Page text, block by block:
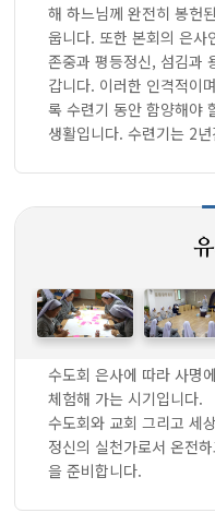
해 하느님께 완전히 봉헌
웁니다. 또한 본회의 은사
존중과 평등정신, 섬김과
갑니다. 이러한 인격적이
록 수련기 동안 함양해야
생활입니다. 수련기는 2
수도회 은사에 따라 사명
체험해 가는 시기입니다.
수도회와 교회 그리고 세
정신의 실천가로서 온전
을 준비합니다.